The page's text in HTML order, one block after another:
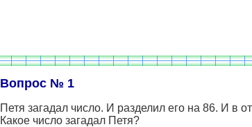
Вопрос № 1
Петя загадал число. И разделил его на 86. И в
Какое число загадал Петя?